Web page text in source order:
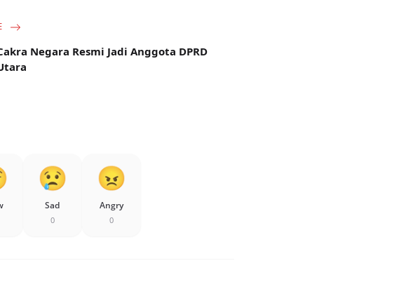
Negara Resmi Jadi Anggota DPRD
Sad
0
Angry
0